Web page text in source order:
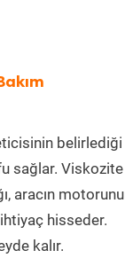
belirlediği
sağlar. Viskozite
aracın motorunu
hisseder.
kalır.